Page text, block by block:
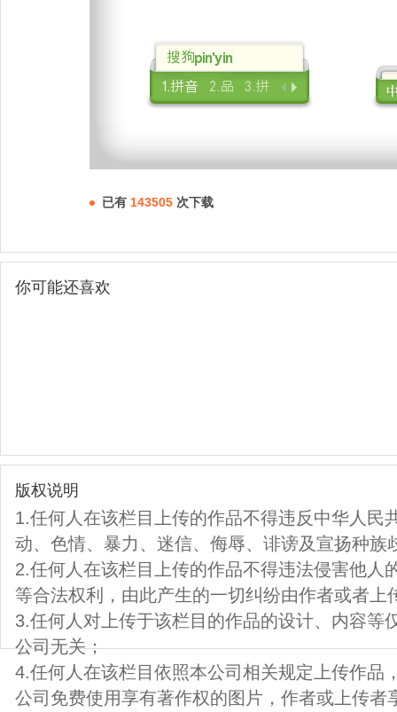
已有 143505 次下载
你可能还喜欢
版权说明
1.任何人在该栏目上传的作品不得违反中华人民
动、色情、暴力、迷信、侮辱、诽谤及宣扬种族
2.任何人在该栏目上传的作品不得违法侵害他人
等合法权利，由此产生的一切纠纷由作者或者上
3.任何人对上传于该栏目的作品的设计、内容等
公司无关；
4.任何人在该栏目依照本公司相关规定上传作品
公司免费使用享有著作权的图片，作者或上传者